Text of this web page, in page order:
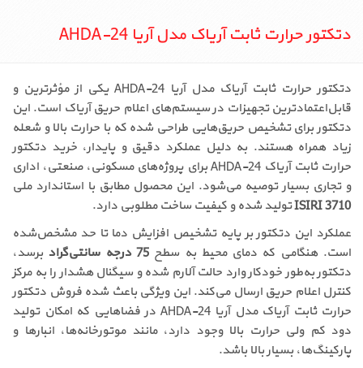
دتکتور حرارت ثابت آریاک مدل آریا AHDA-24
دتکتور حرارت ثابت آریاک مدل آریا AHDA-24 یکی از مؤثرترین و
قابل‌اعتمادترین تجهیزات در سیستم‌های اعلام حریق آریاک است. این
دتکتور برای تشخیص حریق‌هایی طراحی شده که با حرارت بالا و شعله
زیاد همراه هستند. به دلیل عملکرد دقیق و پایدار، خرید دتکتور
حرارت ثابت آریاک AHDA-24 برای پروژه‌های مسکونی، صنعتی، اداری
و تجاری بسیار توصیه می‌شود. این محصول مطابق با استاندارد ملی
ISIRI 3710تولید شده و کیفیت ساخت مطلوبی دارد.
عملکرد این دتکتور بر پایه تشخیص افزایش دما تا حد مشخص‌شده
است. هنگامی که دمای محیط به سطح75 درجه سانتی‌گراد
برسد،
دتکتور به‌طور خودکار وارد حالت آلارم شده و سیگنال هشدار را به مرکز
کنترل اعلام حریق ارسال می‌کند. این ویژگی باعث شده فروش دتکتور
حرارت ثابت آریاک مدل آریا AHDA-24 در فضاهایی که امکان تولید
دود کم ولی حرارت بالا وجود دارد، مانند موتورخانه‌ها، انبارها و
پارکینگ‌ها، بسیار بالا باشد.